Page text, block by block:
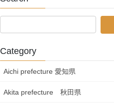
Category
Aichi prefecture 愛知県
Akita prefecture 秋田県